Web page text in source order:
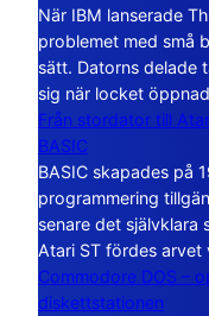
När IBM lanserade
problemet med små
sätt. Datorns delade
sig när locket
Från stordator till
BASIC
BASIC skapades på
programmering
senare det självklara
Atari ST fördes
Commodore DOS –
diskettstationen